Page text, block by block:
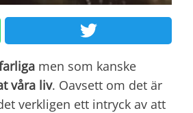
men som kanske
våra liv. Oavsett om det är
verkligen ett intryck av att